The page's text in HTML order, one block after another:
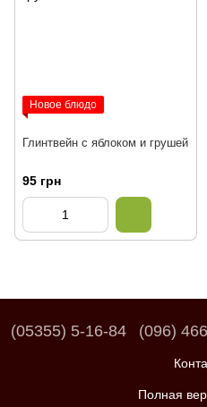
Новое блюдо
Глинтвейн с яблоком и грушей
95 грн
(05355) 5-16-84 (096)
Полная